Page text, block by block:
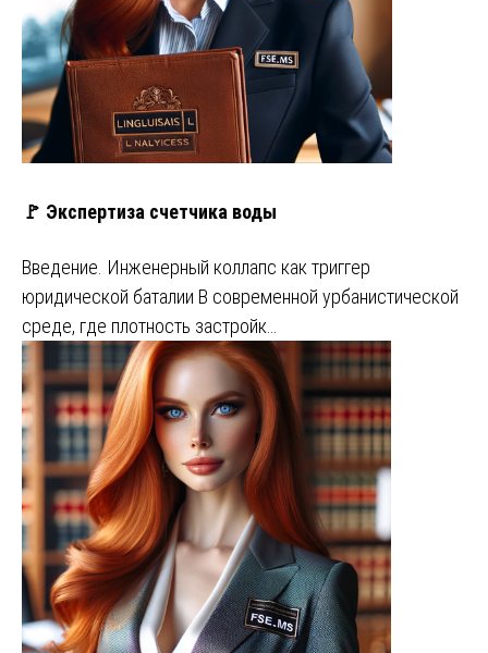
🚩 Экспертиза счетчика воды
Введение. Инженерный коллапс как триггер
юридической баталии В современной урбанистической
среде, где плотность застройк…